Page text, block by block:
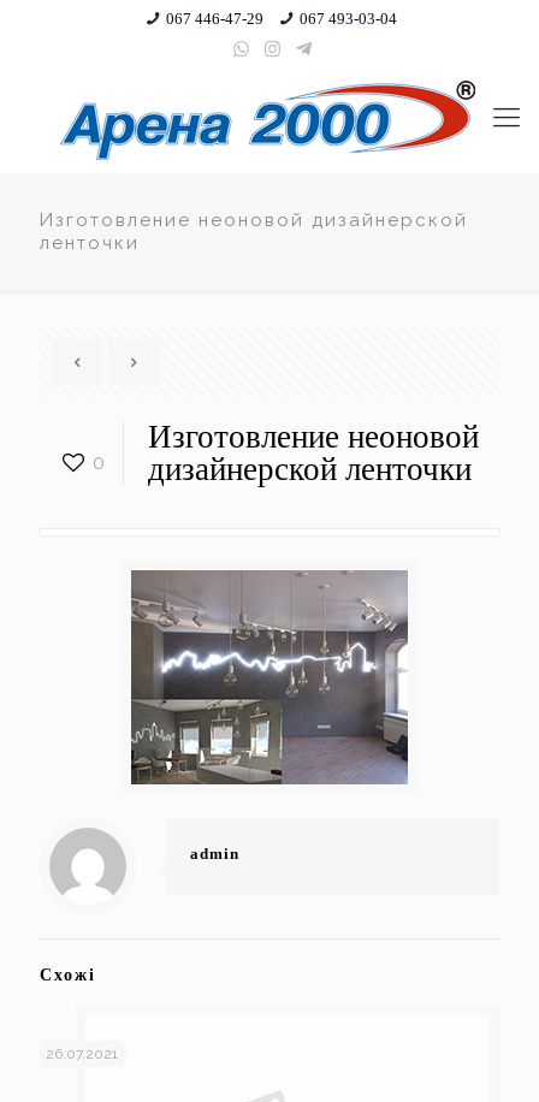
067 446-47-29 067 493-03-04
Изготовление неоновой дизайнерской
ленточки
0
Изготовление неоновой
дизайнерской ленточки
admin
Схожі
26.07.2021